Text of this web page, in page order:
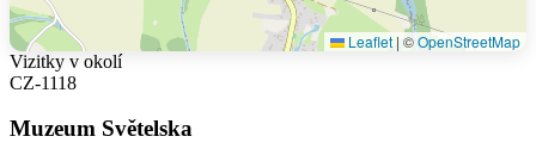
Leaflet | ©OpenStreetMap
Vizitky v okolí
CZ-1118
Muzeum Světelska